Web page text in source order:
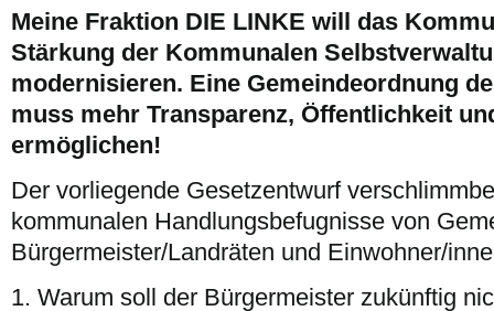
Meine Fraktion DIE LINKE will das
Stärkung der Kommunalen
modernisieren. Eine Gemeindeordnung
muss mehr Transparenz, Öffentlichkeit
ermöglichen!
Der vorliegende Gesetzentwurf
kommunalen Handlungsbefugnisse von
Bürgermeister/Landräten und Einwohner/
1. Warum soll der Bürgermeister zukünftig